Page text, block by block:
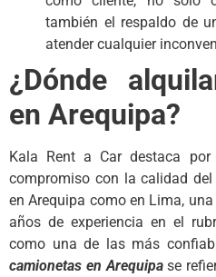
también el respaldo de
atender cualquier
¿Dónde
en Arequipa?
Kala Rent a Car destaca
compromiso con la calidad
en Arequipa como en Lima,
años de experiencia en el
como una de las más
camionetas en Arequipase